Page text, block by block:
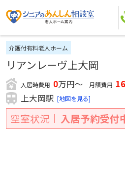
介護付有料老人ホーム
リアンレーヴ上大岡
入居時費用 0万円～ 月額費用
上大岡駅 [地図を見る]
空室状況 入居予約受付